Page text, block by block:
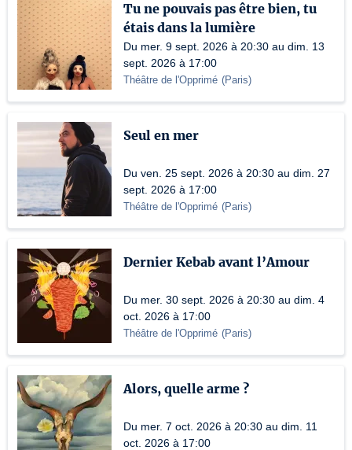
Tu ne pouvais pas être bien, tu
étais dans la lumière
Du mer. 9 sept. 2026 à 20:30 au dim. 13
sept. 2026 à 17:00
Théâtre de l'Opprimé (Paris)
Seul en mer
Du ven. 25 sept. 2026 à 20:30 au dim. 27
sept. 2026 à 17:00
Théâtre de l'Opprimé (Paris)
Dernier Kebab avant l’Amour
Du mer. 30 sept. 2026 à 20:30 au dim. 4
oct. 2026 à 17:00
Théâtre de l'Opprimé (Paris)
Alors, quelle arme ?
Du mer. 7 oct. 2026 à 20:30 au dim. 11
oct. 2026 à 17:00